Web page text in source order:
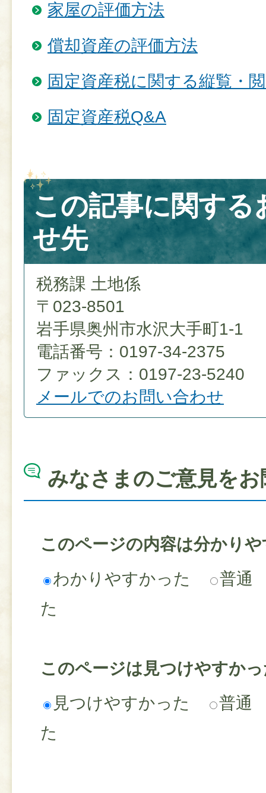
家屋の評価方法
償却資産の評価方法
固定資産税に関する縦覧・
固定資産税Q&A
この記事に関する
せ先
税務課 土地係
〒023-8501
岩手県奥州市水沢大手町1-1
電話番号：0197-34-2375
ファックス：0197-23-5240
メールでのお問い合わせ
みなさまのご意見を
このページの内容は分かり
わかりやすかった
普通
た
このページは見つけやすか
見つけやすかった
普通
た